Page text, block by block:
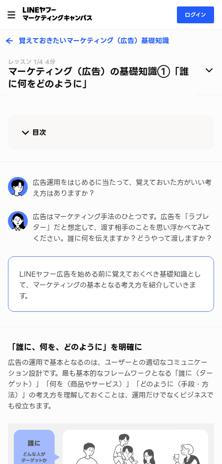
ログイン
覚えておきたいマーケティング（広告）基礎知識
レッスン 1/4 4分
マーケティング（広告）の基礎知識➀「誰
に何をどのように」
目次
何を：ターゲットが求めているものとは？
どのように：ターゲットへの適切なアプローチ方法
を考える
広告運用をはじめるに当たって、覚えておいた方がいい考
え方はありますか？
広告はマーケティング手法のひとつです。広告を「ラブレ
ター」だと想定して、渡す相手のことを思い浮かべてみて
ください。誰に何を伝えますか？どうやって渡しますか？
LINEヤフー広告を始める前に覚えておくべき基礎知識とし
て、マーケティングの基本となる考え方を紹介していきま
す。
「誰に、何を、どのように」を明確に
広告の運用で基本となるのは、ユーザーとの適切なコミュニケー
ション設計です。最も基本的なフレームワークとなる「誰に（ター
ゲット）」「何を（商品やサービス）」「どのように（手段・方
法）」の考え方を理解しておくことは、運用だけでなくビジネスで
も役立ちます。